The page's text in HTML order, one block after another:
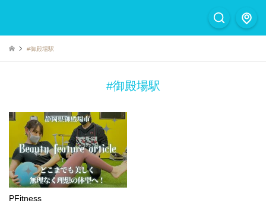
#御殿場駅
#御殿場駅
PFitness